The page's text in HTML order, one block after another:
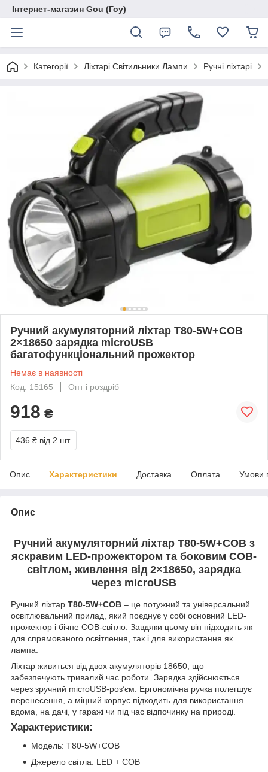
Інтернет-магазин Gou (Гоу)
Категорії Ліхтарі Світильники Лампи Ручні ліхтарі
Ручний акумуляторний ліхтар T80-5W+COB
2×18650 зарядка microUSB
багатофункціональний прожектор
Немає в наявності
Код: 15165
Опт і роздріб
918 ₴
436 ₴ від 2 шт.
Опис Характеристики Доставка Оплата Умови
Опис
Ручний акумуляторний ліхтар T80-5W+COB з
яскравим LED-прожектором та боковим COB-
світлом, живлення від 2×18650, зарядка
через microUSB
Ручний ліхтар T80-5W+COB – це потужний та універсальний
освітлювальний прилад, який поєднує у собі основний LED-
прожектор і бічне COB-світло. Завдяки цьому він підходить як
для спрямованого освітлення, так і для використання як
лампа.
Ліхтар живиться від двох акумуляторів 18650, що
забезпечують тривалий час роботи. Зарядка здійснюється
через зручний microUSB-роз’єм. Ергономічна ручка полегшує
перенесення, а міцний корпус підходить для використання
вдома, на дачі, у гаражі чи під час відпочинку на природі.
Характеристики:
Модель: T80-5W+COB
Джерело світла: LED + COB